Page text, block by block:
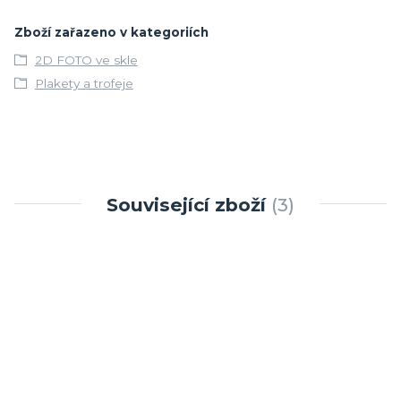
Zboží zařazeno v kategoriích
2D FOTO ve skle
Plakety a trofeje
Související zboží 3